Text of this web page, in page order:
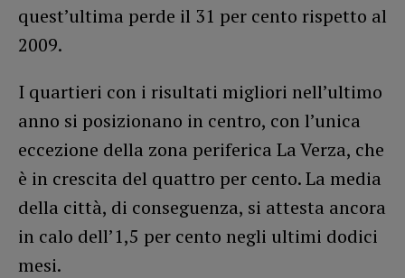
quest’ultima perde il 31 per cento rispetto al
2009.
I quartieri con i risultati migliori nell’ultimo
anno si posizionano in centro, con l’unica
eccezione della zona periferica La Verza, che
è in crescita del quattro per cento. La media
della città, di conseguenza, si attesta ancora
in calo dell’1,5 per cento negli ultimi dodici
mesi.